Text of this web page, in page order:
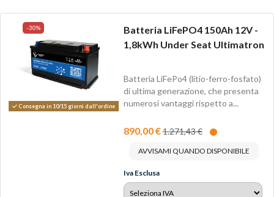
-30%
Consegna in 10/15 giorni dall'ordine
Batteria LiFePO4 150Ah 12V -
1,8kWh Under Seat Ultimatron
Batteria LiFePo4 (litio-ferro-fosfato)
di ultima generazione, che presenta
numerosi vantaggi rispetto a...
890,00 €1.271,43 €
AVVISAMI QUANDO DISPONIBILE
Iva Esclusa